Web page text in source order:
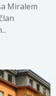
Miralem